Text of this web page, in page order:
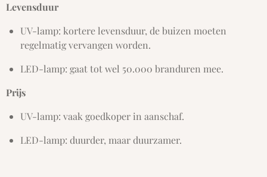
Levensduur
UV-lamp: kortere levensduur, de buizen moeten
regelmatig vervangen worden.
LED-lamp: gaat tot wel 50.000 branduren mee.
Prijs
UV-lamp: vaak goedkoper in aanschaf.
LED-lamp: duurder, maar duurzamer.